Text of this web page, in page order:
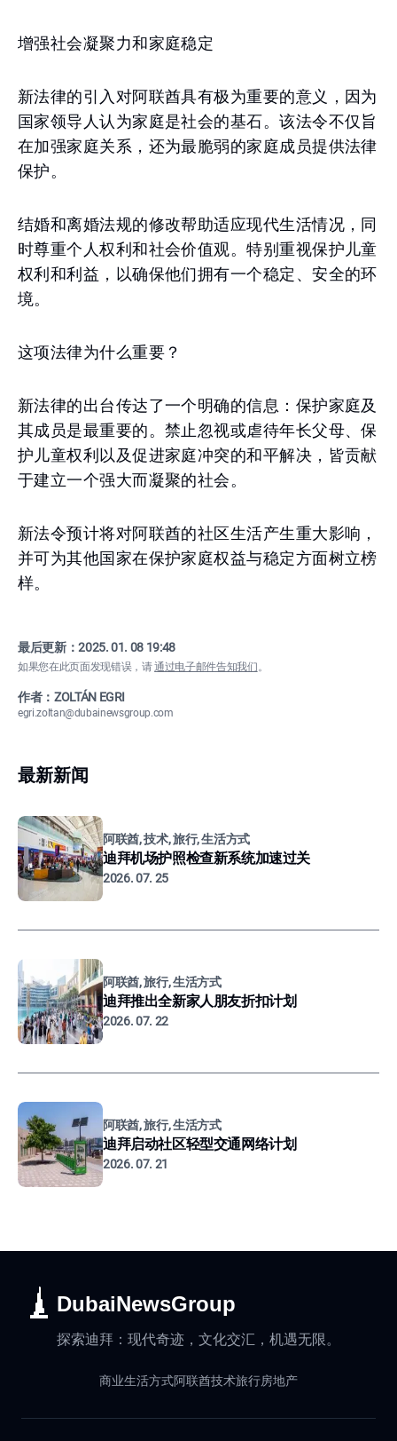
增强社会凝聚力和家庭稳定
新法律的引入对阿联酋具有极为重要的意义，因为
国家领导人认为家庭是社会的基石。该法令不仅旨
在加强家庭关系，还为最脆弱的家庭成员提供法律
保护。
结婚和离婚法规的修改帮助适应现代生活情况，同
时尊重个人权利和社会价值观。特别重视保护儿童
权利和利益，以确保他们拥有一个稳定、安全的环
境。
这项法律为什么重要？
新法律的出台传达了一个明确的信息：保护家庭及
其成员是最重要的。禁止忽视或虐待年长父母、保
护儿童权利以及促进家庭冲突的和平解决，皆贡献
于建立一个强大而凝聚的社会。
新法令预计将对阿联酋的社区生活产生重大影响，
并可为其他国家在保护家庭权益与稳定方面树立榜
样。
最后更新：2025. 01. 08 19:48
如果您在此页面发现错误，请通过电子邮件告知我们。
作者：ZOLTÁN EGRI
egri.zoltan@dubainewsgroup.com
最新新闻
阿联酋, 技术, 旅行, 生活方式
迪拜机场护照检查新系统加速过关
2026. 07. 25
阿联酋, 旅行, 生活方式
迪拜推出全新家人朋友折扣计划
2026. 07. 22
阿联酋, 旅行, 生活方式
迪拜启动社区轻型交通网络计划
2026. 07. 21
DubaiNewsGroup
探索迪拜：现代奇迹，文化交汇，机遇无限。
商业生活方式阿联酋技术旅行房地产